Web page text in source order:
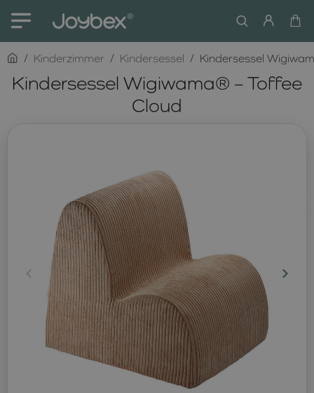
Kindersessel Wigiwama® – Toffee
Cloud
homeKinderzimmer Kindersessel Kindersessel